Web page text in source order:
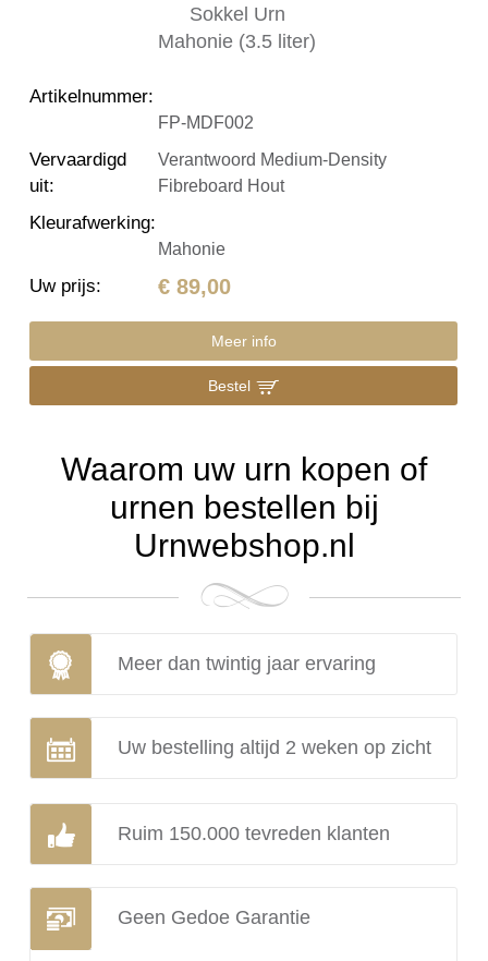
Artikelnummer:
FP-MDF002
Vervaardigd
uit:
Verantwoord Medium-Density
Fibreboard Hout
Kleurafwerking:
Mahonie
Uw prijs: € 89,00
Meer info
Bestel
Waarom uw urn kopen of
urnen bestellen bij
Urnwebshop.nl
Meer dan twintig jaar ervaring
Uw bestelling altijd 2 weken op zicht
Ruim 150.000 tevreden klanten
Geen Gedoe Garantie